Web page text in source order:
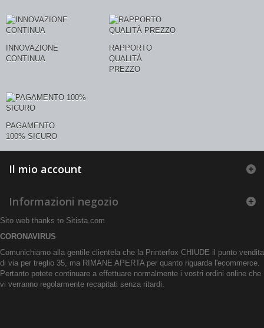
INNOVAZIONE
CONTINUA
RAPPORTO
QUALITÀ
PREZZO
PAGAMENTO
100% SICURO
Il mio account
Informazioni negozio
Sito web thanks to Sitista.com
CORONAVIRUS
Comunichiamo alla gentile clientela che la Printerfox CHIUDE il punto vendita
di via per treglio 35, ma RIMANE APERTA per quanto riguarda l'ecommerce.
Pertanto potete continuare a effettuare normalmente i vostri ordini online che
vi verranno regolarmente recapitati senza ritardi.